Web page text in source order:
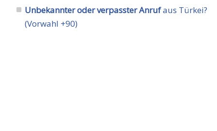
Unbekannter oder verpasster Anrufaus Türkei?
(Vorwahl +90)